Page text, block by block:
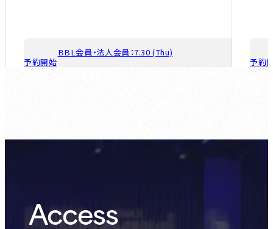
予約開始
BBL会員・法人会員：7.30 (Thu)
予約
Access